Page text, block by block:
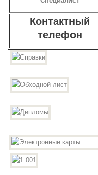
Контактный
телефон